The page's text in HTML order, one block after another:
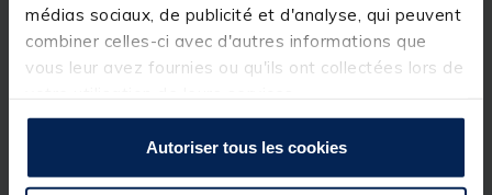
médias sociaux, de publicité et d'analyse, qui peuvent
combiner celles-ci avec d'autres informations que
vous leur avez fournies ou qu'ils ont collectées lors de
Autoriser tous les cookies
Enfin, ce leurre est pourvu de l'attractant Keitech
arôme calamar qui confère au leurre une attractivité
olfactive supplémentaire et incitera les poissons à le
garder en gueule plus longtemps à la touche, ce qui
ferrage.
Un leurre redoutable d'efficacité pour la pêche des
black-bass,sandres.